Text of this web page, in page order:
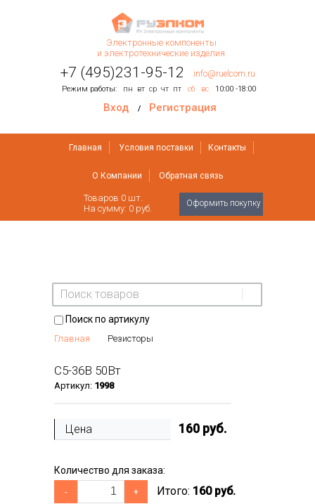
Электронные компоненты
и электротехнические изделия
+7 (495)231-95-12 info@ruelcom.ru
Режим работы: пн вт ср чт пт сб вс 10:00 -18:00
Вход / Регистрация
Главная Условия поставки Контакты
О Компании Обратная связь
Оформить покупку
Товаров 0 шт.
На сумму: 0 руб.
Поиск по артикулу
Главная Резисторы
С5-36В 50Вт
Артикул: 1998
Цена 160 руб.
Количество для заказа:
- + Итого: 160 руб.